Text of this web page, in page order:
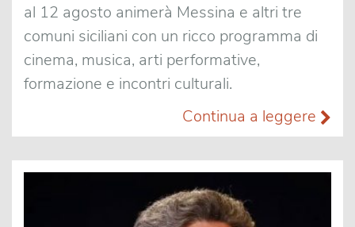
al 12 agosto animerà Messina e altri tre
comuni siciliani con un ricco programma di
cinema, musica, arti performative,
formazione e incontri culturali.
Continua a leggere